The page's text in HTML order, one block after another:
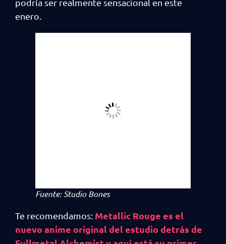
podría ser realmente sensacional en este
enero.
Fuente: Studio Bones
Te recomendamos: Metallic Rouge es el
nuevo anime original del estudio detrás de